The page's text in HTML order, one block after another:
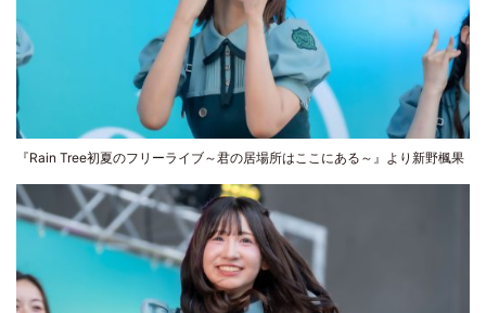
『Rain Tree初夏のフリーライブ～君の居場所はここにある～』より新野楓果